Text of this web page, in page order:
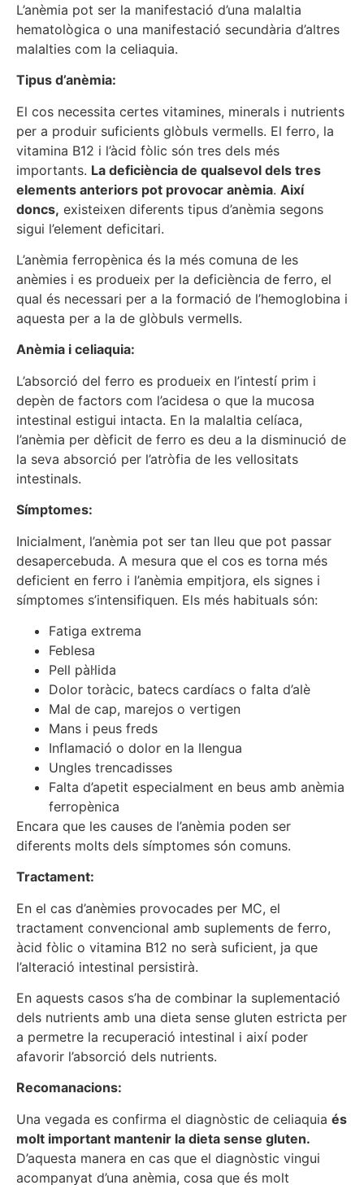
L’anèmia pot ser la manifestació d’una malaltia
hematològica o una manifestació secundària d’altres
malalties com la celiaquia.
Tipus d’anèmia:
El cos necessita certes vitamines, minerals i nutrients
per a produir suficients glòbuls vermells. El ferro, la
vitamina B12 i l’àcid fòlic són tres dels més
importants. La deficiència de qualsevol dels tres
elements anteriors pot provocar anèmia. Així
doncs, existeixen diferents tipus d’anèmia segons
sigui l’element deficitari.
L’anèmia ferropènica és la més comuna de les
anèmies i es produeix per la deficiència de ferro, el
qual és necessari per a la formació de l’hemoglobina i
aquesta per a la de glòbuls vermells.
Anèmia i celiaquia:
L’absorció del ferro es produeix en l’intestí prim i
depèn de factors com l’acidesa o que la mucosa
intestinal estigui intacta. En la malaltia celíaca,
l’anèmia per dèficit de ferro es deu a la disminució de
la seva absorció per l’atròfia de les vellositats
intestinals.
Símptomes:
Inicialment, l’anèmia pot ser tan lleu que pot passar
desapercebuda. A mesura que el cos es torna més
deficient en ferro i l’anèmia empitjora, els signes i
símptomes s’intensifiquen. Els més habituals són:
Fatiga extrema
Feblesa
Pell pàl·lida
Dolor toràcic, batecs cardíacs o falta d’alè
Mal de cap, marejos o vertigen
Mans i peus freds
Inflamació o dolor en la llengua
Ungles trencadisses
Falta d’apetit especialment en beus amb anèmia
ferropènica
Encara que les causes de l’anèmia poden ser
diferents molts dels símptomes són comuns.
Tractament:
En el cas d’anèmies provocades per MC, el
tractament convencional amb suplements de ferro,
àcid fòlic o vitamina B12 no serà suficient, ja que
l’alteració intestinal persistirà.
En aquests casos s’ha de combinar la suplementació
dels nutrients amb una dieta sense gluten estricta per
a permetre la recuperació intestinal i així poder
afavorir l’absorció dels nutrients.
Recomanacions:
Una vegada es confirma el diagnòstic de celiaquia és
molt important mantenir la dieta sense gluten.
D’aquesta manera en cas que el diagnòstic vingui
acompanyat d’una anèmia, cosa que és molt